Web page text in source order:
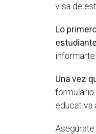
visa de
Lo
Una vez
formulario
educativa